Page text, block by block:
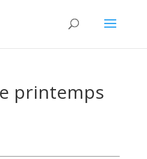
printemps